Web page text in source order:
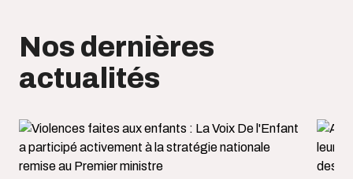
Nos dernières
actualités